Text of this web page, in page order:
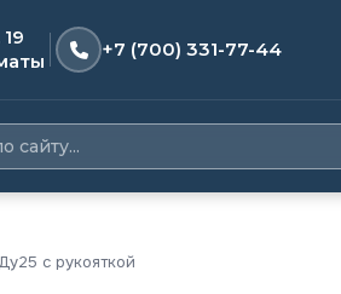
+7 (700) 331-77-44
с рукояткой